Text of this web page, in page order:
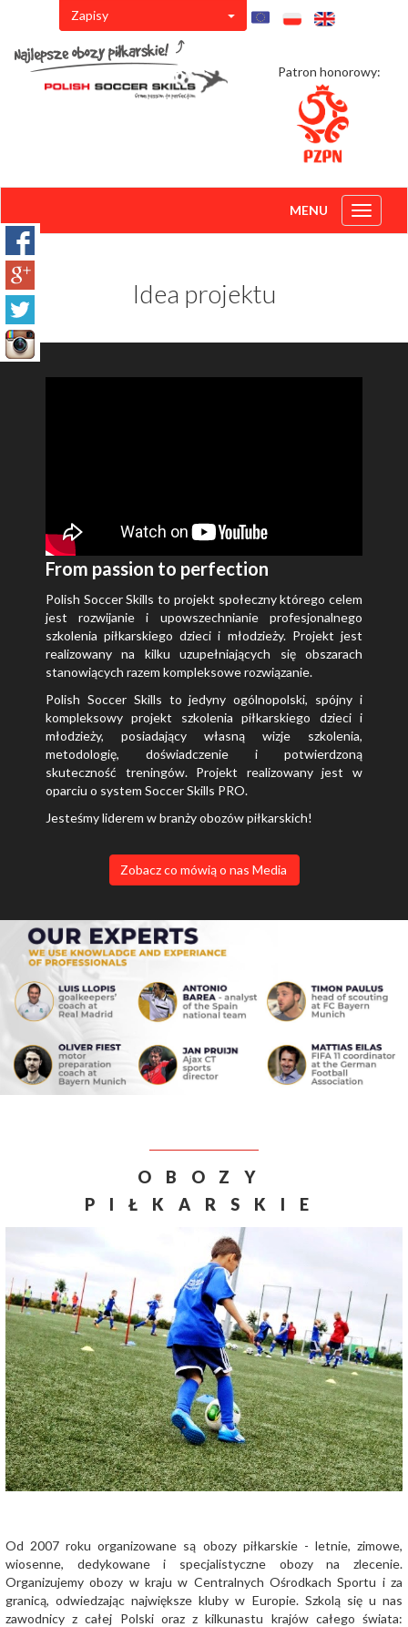
Zapisy
Patron honorowy:
Toggle
MENU
Idea projektu
From passion to perfection
Polish Soccer Skills to projekt społeczny którego celem
jest rozwijanie i upowszechnianie profesjonalnego
szkolenia piłkarskiego dzieci i młodzieży. Projekt jest
realizowany na kilku uzupełniających się obszarach
stanowiących razem kompleksowe rozwiązanie.
Polish Soccer Skills to jedyny ogólnopolski, spójny i
kompleksowy projekt szkolenia piłkarskiego dzieci i
młodzieży, posiadający własną wizje szkolenia,
metodologię, doświadczenie i potwierdzoną
skuteczność treningów. Projekt realizowany jest w
oparciu o system Soccer Skills PRO.
Jesteśmy liderem w branży obozów piłkarskich!
Zobacz co mówią o nas Media
OBOZY
PIŁKARSKIE
Od 2007 roku organizowane są obozy piłkarskie - letnie, zimowe,
wiosenne, dedykowane i specjalistyczne obozy na zlecenie.
Organizujemy obozy w kraju w Centralnych Ośrodkach Sportu i za
granicą, odwiedzając największe kluby w Europie. Szkolą się u nas
zawodnicy z całej Polski oraz z kilkunastu krajów całego świata: